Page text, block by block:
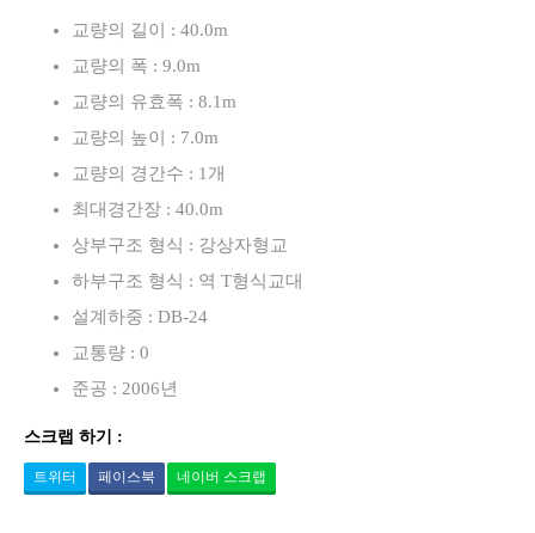
교량의 길이 : 40.0m
교량의 폭 : 9.0m
교량의 유효폭 : 8.1m
교량의 높이 : 7.0m
교량의 경간수 : 1개
최대경간장 : 40.0m
상부구조 형식 : 강상자형교
하부구조 형식 : 역 T형식교대
설계하중 : DB-24
교통량 : 0
준공 : 2006년
스크랩 하기 :
트위터 페이스북 네이버 스크랩